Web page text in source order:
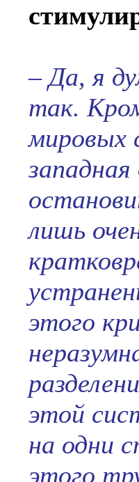
– Да, я
так.
мировых
лишь
этого
этой
на одни
этого